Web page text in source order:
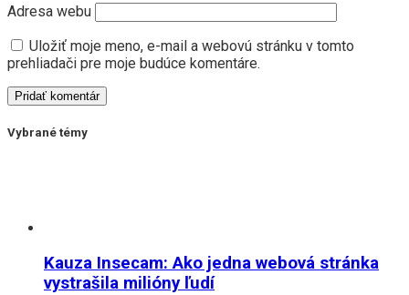
Adresa webu
Uložiť moje meno, e-mail a webovú stránku v tomto
prehliadači pre moje budúce komentáre.
Vybrané témy
Kauza Insecam: Ako jedna webová stránka
vystrašila milióny ľudí